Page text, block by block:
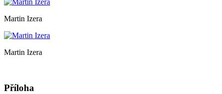
Martin Izera
Martin Izera
Příloha